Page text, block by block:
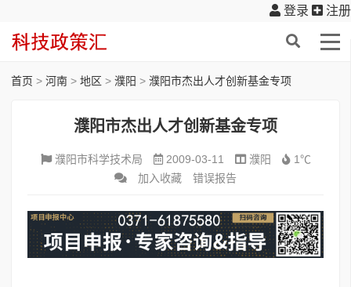
登录 注册
首页 > 河南 > 地区 > 濮阳 > 濮阳市杰出人才创新基金专项
濮阳市杰出人才创新基金专项
濮阳市科学技术局 2009-03-11 濮阳
1℃
加入收藏
错误报告